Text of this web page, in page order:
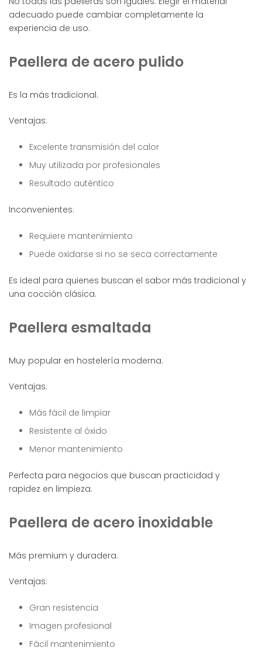
adecuado puede cambiar completamente la
experiencia de uso.
Paellera de acero pulido
Es la más tradicional.
Ventajas:
Excelente transmisión del calor
Muy utilizada por profesionales
Resultado auténtico
Inconvenientes:
Requiere mantenimiento
Puede oxidarse si no se seca correctamente
Es ideal para quienes buscan el sabor más tradicional y
una cocción clásica.
Paellera esmaltada
Muy popular en hostelería moderna.
Ventajas:
Más fácil de limpiar
Resistente al óxido
Menor mantenimiento
Perfecta para negocios que buscan practicidad y
rapidez en limpieza.
Paellera de acero inoxidable
Más premium y duradera.
Ventajas:
Gran resistencia
Imagen profesional
Fácil mantenimiento